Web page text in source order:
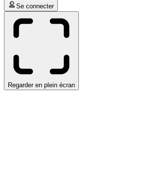
Se connecter
Regarder en plein écran